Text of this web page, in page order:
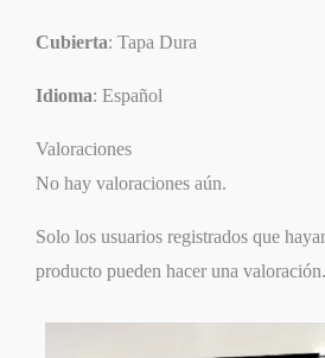
Cubierta: Tapa Dura
Idioma: Español
Valoraciones
No hay valoraciones aún.
Solo los usuarios registrados que
producto pueden hacer una valoración.